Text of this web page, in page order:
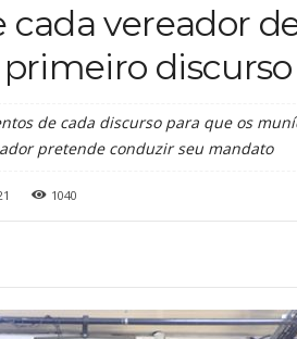
cada vereador
discurso
de cada discurso para que os
pretende conduzir seu mandato
1040